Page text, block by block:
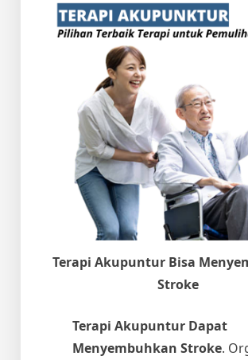
Terapi Akupuntur Bisa
Stroke
Terapi Akupuntur Dapat
Menyembuhkan Stroke.